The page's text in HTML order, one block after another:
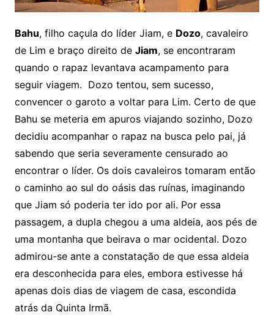
Bahu, filho caçula do líder Jiam, e Dozo, cavaleiro
de Lim e braço direito de Jiam, se encontraram
quando o rapaz levantava acampamento para
seguir viagem. Dozo tentou, sem sucesso,
convencer o garoto a voltar para Lim. Certo de que
Bahu se meteria em apuros viajando sozinho, Dozo
decidiu acompanhar o rapaz na busca pelo pai, já
sabendo que seria severamente censurado ao
encontrar o líder. Os dois cavaleiros tomaram então
o caminho ao sul do oásis das ruínas, imaginando
que Jiam só poderia ter ido por ali. Por essa
passagem, a dupla chegou a uma aldeia, aos pés de
uma montanha que beirava o mar ocidental. Dozo
admirou-se ante a constatação de que essa aldeia
era desconhecida para eles, embora estivesse há
apenas dois dias de viagem de casa, escondida
atrás da Quinta Irmã.